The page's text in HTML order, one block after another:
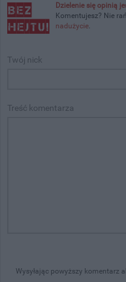
Dzielenie się opinią
Komentujesz? Nie
nadużycie.
Twój nick
Treść komentarza
Wysyłając powyższy komentarz